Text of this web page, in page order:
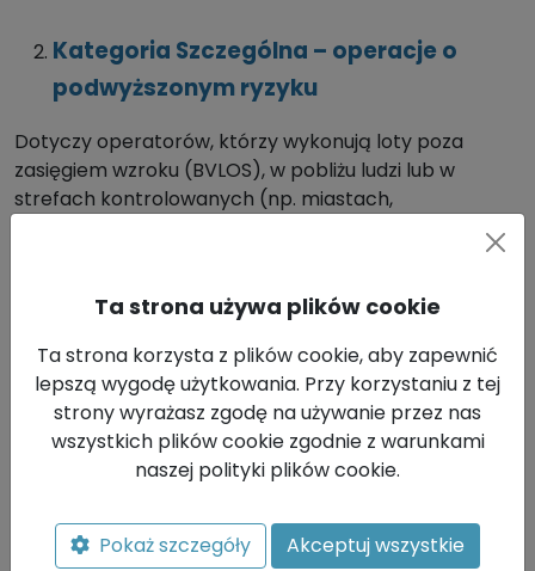
Kategoria Szczególna – operacje o
podwyższonym ryzyku
Dotyczy operatorów, którzy wykonują loty poza
zasięgiem wzroku (BVLOS), w pobliżu ludzi lub w
strefach kontrolowanych (np. miastach,
przemysłowych terenach infrastruktury krytycznej).
dodatkowych wymogów technicznych i
proceduralnych.
Kategoria Certyfikowana – operacje o
najwyższym poziomie ryzyka
obejmująca loty transportowe, dostawcze lub
pasażerskie z użyciem dużych dronów. Tutaj
Ta strona używa plików cookie
Ta strona korzysta z plików cookie, aby zapewnić
lepszą wygodę użytkowania. Przy korzystaniu z tej
strony wyrażasz zgodę na używanie przez nas
wszystkich plików cookie zgodnie z warunkami
naszej polityki plików cookie.
Pokaż szczegóły Akceptuj wszystkie